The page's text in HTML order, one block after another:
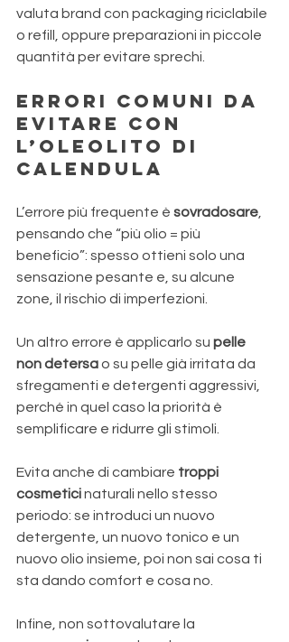
valuta brand con packaging riciclabile
o refill, oppure preparazioni in piccole
quantità per evitare sprechi.
Errori comuni da
evitare con
l’oleolito di
calendula
L’errore più frequente è sovradosare
pensando che “più olio = più
beneficio”: spesso ottieni solo una
sensazione pesante e, su alcune
zone, il rischio di imperfezioni.
Un altro errore è applicarlo su pelle
non detersa o su pelle già irritata da
sfregamenti e detergenti aggressivi,
perché in quel caso la priorità è
semplificare e ridurre gli stimoli.
Evita anche di cambiare troppi
cosmetici naturali nello stesso
periodo: se introduci un nuovo
detergente, un nuovo tonico e un
nuovo olio insieme, poi non sai cosa ti
sta dando comfort e cosa no.
Infine, non sottovalutare la